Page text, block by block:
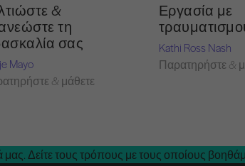
&
τη
σας
Mayo
& μάθετε
Εργασία με
Kathi Ross Nash
Παρατηρήστε &
Δείτε τους τρόπους με τους οποίους